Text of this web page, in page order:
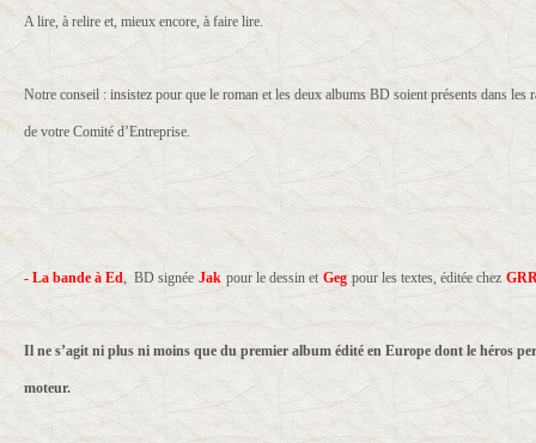
A lire, à relire et, mieux encore, à faire lire.
Notre conseil : insistez pour que le roman et les deux albums BD soient présents dans les
de votre Comité d’Entreprise.
- La bande à Ed, BD signée Jak pour le dessin et Geg pour les textes, éditée chez
Il ne s’agit ni plus ni moins que du premier album édité en Europe dont le héros
moteur.